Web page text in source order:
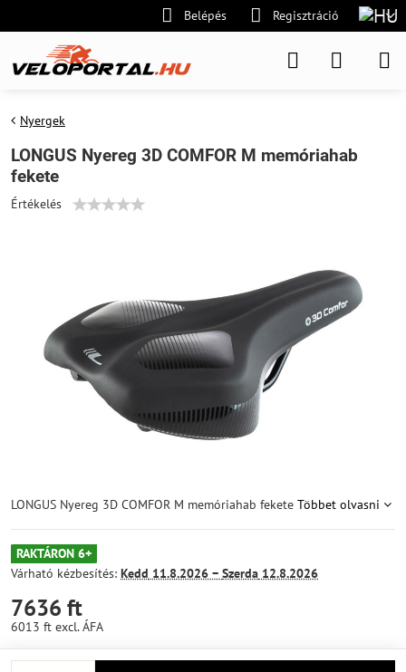
Belépés Regisztráció
Nyergek
LONGUS Nyereg 3D COMFOR M memóriahab
fekete
Értékelés
LONGUS Nyereg 3D COMFOR M memóriahab fekete Többet olvasni
RAKTÁRON 6+
Várható kézbesítés: Kedd 11.8.2026 − Szerda 12.8.2026
7636 ft
6013 ft excl. ÁFA